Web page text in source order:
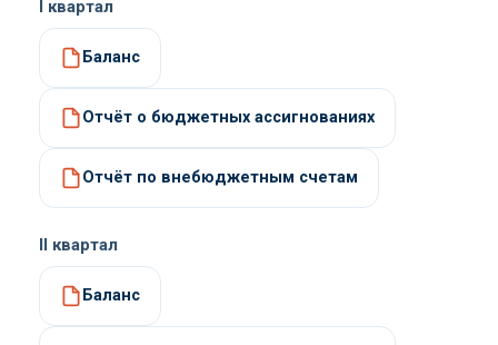
I квартал
Баланс
Отчёт о бюджетных ассигнованиях
Отчёт по внебюджетным счетам
II квартал
Баланс